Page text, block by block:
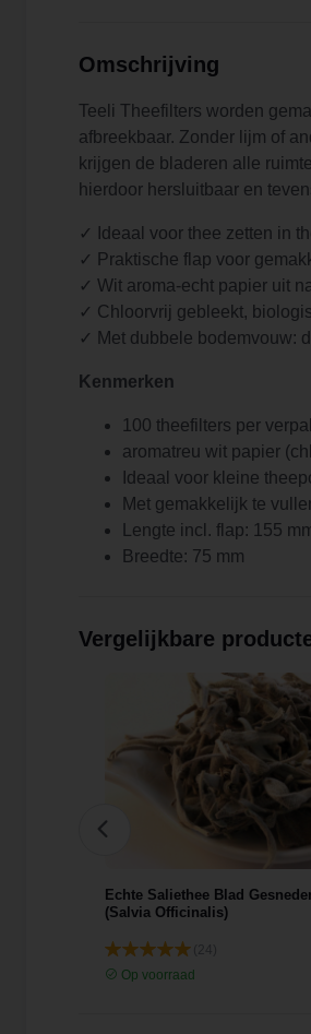
Omschrijving
Teeli Theefilters worden
afbreekbaar. Zonder lijm of
krijgen de bladeren alle
hierdoor hersluitbaar en
✓ Ideaal voor thee zetten in
✓ Praktische flap voor
✓ Wit aroma-echt papier uit
✓ Chloorvrij gebleekt,
✓ Met dubbele bodemvouw:
Kenmerken
100 theefilters per
aromatreu wit papier
Ideaal voor kleine
Met gemakkelijk te
Lengte incl. flap: 155
Breedte: 75 mm
Vergelijkbare
Echte Saliethee Blad
(Salvia Officinalis)
Op voorraad